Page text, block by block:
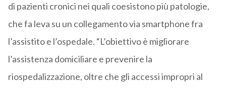
di pazienti cronici nei quali coesistono più patologie,
che fa leva su un collegamento via smartphone fra
l’assistito e l’ospedale. “L’obiettivo è migliorare
l’assistenza domiciliare e prevenire la
riospedalizzazione, oltre che gli accessi impropri al